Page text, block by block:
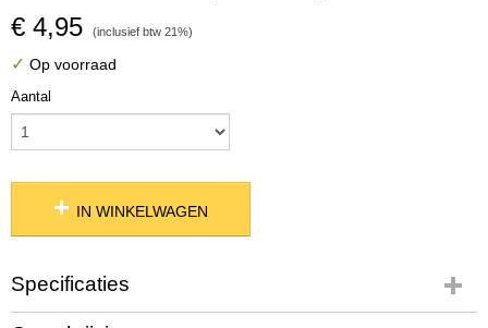
€ 4,95 (inclusief btw 21%)
✓ Op voorraad
Aantal
IN WINKELWAGEN
Specificaties
Productcode